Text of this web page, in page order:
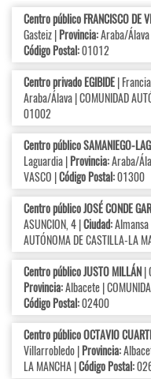
Centro público FRANCISCO DE
Gasteiz |Provincia:Araba/Álava
Código Postal:01012
Centro privado EGIBIDE|
Araba/Álava | COMUNIDAD
01002
Centro público SAMANIEGO-
Laguardia |Provincia:Araba/
VASCO |Código Postal:01300
Centro público JOSÉ CONDE
ASUNCION, 4 |Ciudad:
AUTÓNOMA DE CASTILLA-LA
Centro público JUSTO MILLÁN|
Provincia:Albacete |
Código Postal:02400
Centro público OCTAVIO
Villarrobledo |Provincia:
LA MANCHA |Código Postal: